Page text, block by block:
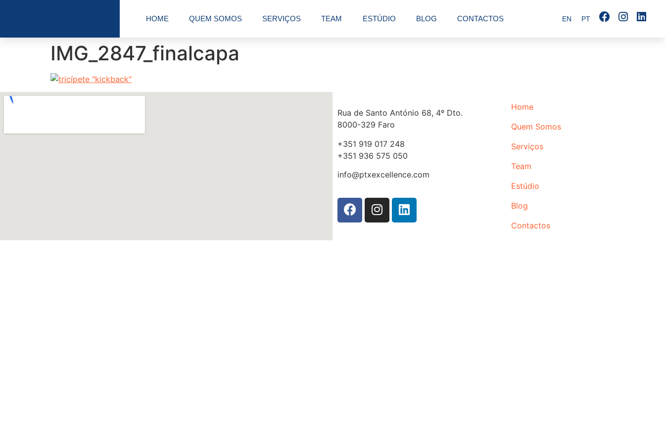
HOME QUEM SOMOS SERVIÇOS TEAM ESTÚDIO BLOG CONTACTOS EN PT
IMG_2847_finalcapa
Rua de Santo António 68, 4º Dto.
8000-329 Faro
+351 919 017 248
+351 936 575 050
info@ptxexcellence.com
Home
Quem Somos
Serviços
Team
Estúdio
Blog
Contactos